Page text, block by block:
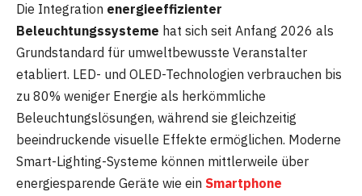
Die Integration energieeffizienter
Beleuchtungssysteme hat sich seit Anfang 2026 als
Grundstandard für umweltbewusste Veranstalter
etabliert. LED- und OLED-Technologien verbrauchen bis
zu 80% weniger Energie als herkömmliche
Beleuchtungslösungen, während sie gleichzeitig
beeindruckende visuelle Effekte ermöglichen. Moderne
Smart-Lighting-Systeme können mittlerweile über
energiesparende Geräte wie ein Smartphone